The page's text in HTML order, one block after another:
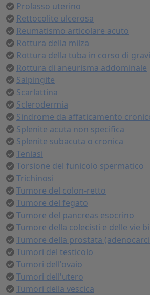
Prolasso uterino
Rettocolite ulcerosa
Reumatismo articolare acuto
Rottura della milza
Rottura della tuba in corso di
Rottura di aneurisma addominale
Salpingite
Scarlattina
Sclerodermia
Sindrome da affaticamento
Splenite acuta non specifica
Splenite subacuta o cronica
Teniasi
Torsione del funicolo spermatico
Trichinosi
Tumore del colon-retto
Tumore del fegato
Tumore del pancreas esocrino
Tumore della colecisti e delle vie
Tumore della prostata
Tumori del testicolo
Tumori dell'ovaio
Tumori dell'utero
Tumori della vescica